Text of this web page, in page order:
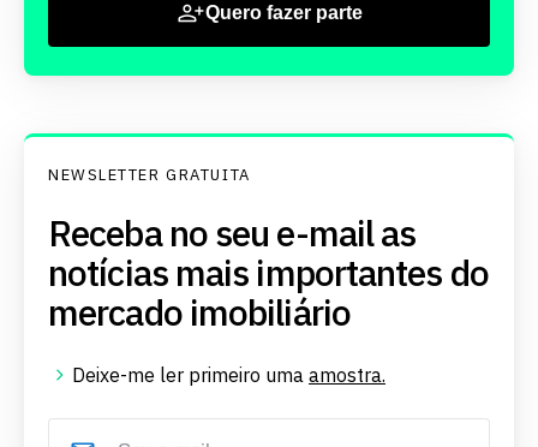
Quero fazer parte
NEWSLETTER GRATUITA
Receba no seu e-mail as
notícias mais importantes do
mercado imobiliário
Deixe-me ler primeiro uma amostra.